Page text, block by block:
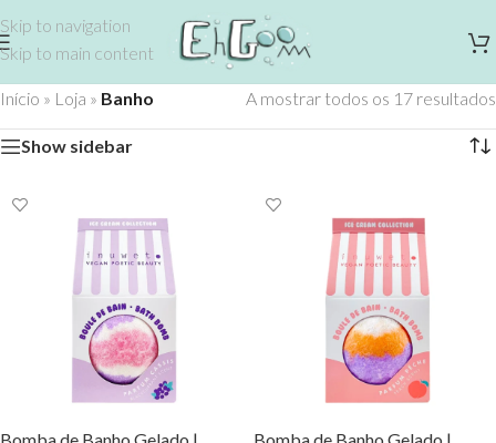
Skip to navigation
Skip to main content
Início » Loja » Banho A mostrar todos os 17 resultados
Show sidebar